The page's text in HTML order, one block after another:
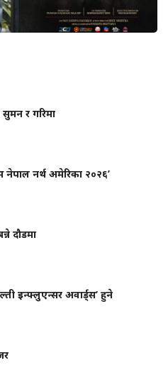
र गरिमा
नेपाल नर्थ अमेरिका २०२६’
दौडमा
इन्फ्लुएन्सर अवार्ड्स’ हुने